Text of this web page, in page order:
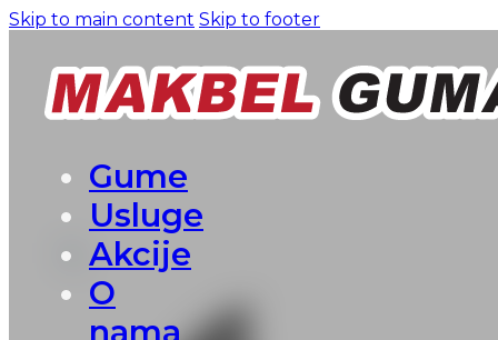
Skip to main content Skip to footer
Gume
Usluge
Akcije
O
nama